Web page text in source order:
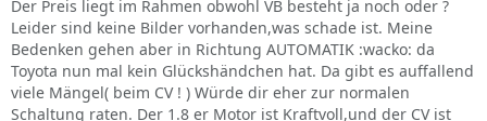
Der Preis liegt im Rahmen obwohl VB besteht ja noch oder ?
Leider sind keine Bilder vorhanden,was schade ist. Meine
Bedenken gehen aber in Richtung AUTOMATIK :wacko: da
Toyota nun mal kein Glückshändchen hat. Da gibt es auffallend
viele Mängel( beim CV ! ) Würde dir eher zur normalen
Schaltung raten. Der 1.8 er Motor ist Kraftvoll,und der CV ist